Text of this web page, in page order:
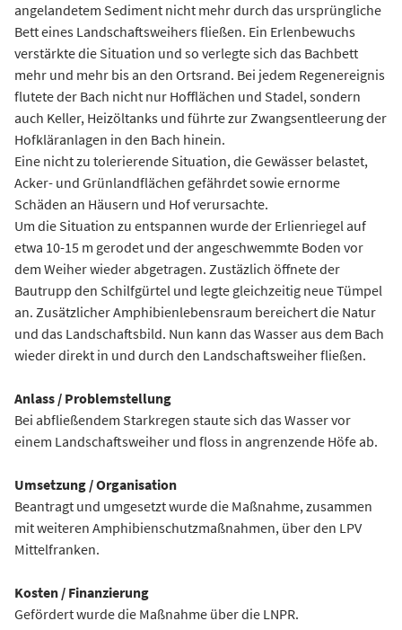
angelandetem Sediment nicht mehr durch das ursprüngliche
Bett eines Landschaftsweihers fließen. Ein Erlenbewuchs
verstärkte die Situation und so verlegte sich das Bachbett
mehr und mehr bis an den Ortsrand. Bei jedem Regenereignis
flutete der Bach nicht nur Hofflächen und Stadel, sondern
auch Keller, Heizöltanks und führte zur Zwangsentleerung der
Hofkläranlagen in den Bach hinein.
Eine nicht zu tolerierende Situation, die Gewässer belastet,
Acker- und Grünlandflächen gefährdet sowie ernorme
Schäden an Häusern und Hof verursachte.
Um die Situation zu entspannen wurde der Erlienriegel auf
etwa 10-15 m gerodet und der angeschwemmte Boden vor
dem Weiher wieder abgetragen. Zustäzlich öffnete der
Bautrupp den Schilfgürtel und legte gleichzeitig neue Tümpel
an. Zusätzlicher Amphibienlebensraum bereichert die Natur
und das Landschaftsbild. Nun kann das Wasser aus dem Bach
wieder direkt in und durch den Landschaftsweiher fließen.
Anlass / Problemstellung
Bei abfließendem Starkregen staute sich das Wasser vor
einem Landschaftsweiher und floss in angrenzende Höfe ab.
Umsetzung / Organisation
Beantragt und umgesetzt wurde die Maßnahme, zusammen
mit weiteren Amphibienschutzmaßnahmen, über den LPV
Mittelfranken.
Kosten / Finanzierung
Gefördert wurde die Maßnahme über die LNPR.